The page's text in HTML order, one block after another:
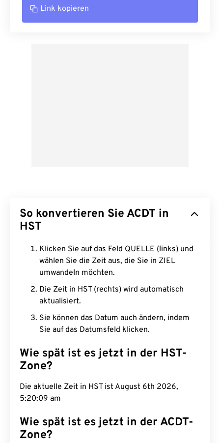
Link kopieren
So konvertieren Sie ACDT in
HST
Klicken Sie auf das Feld QUELLE (links) und
wählen Sie die Zeit aus, die Sie in ZIEL
umwandeln möchten.
Die Zeit in HST (rechts) wird automatisch
aktualisiert.
Sie können das Datum auch ändern, indem
Sie auf das Datumsfeld klicken.
Wie spät ist es jetzt in der HST-
Zone?
Die aktuelle Zeit in HST ist August 6th 2026,
5:20:10 am
Wie spät ist es jetzt in der ACDT-
Zone?